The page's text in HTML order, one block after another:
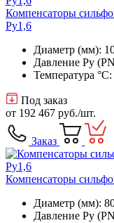
Компенсаторы
Ру1,6
Диаметр (мм):
Давление Ру
Температура
Под заказ
от 192 467 руб./шт.
Заказ
Компенсаторы
Диаметр (мм):
Давление Ру